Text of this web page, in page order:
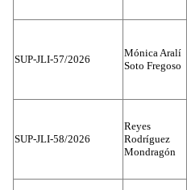
SUP-JLI-57/2026
Mónica Aralí
Soto Fregoso
SUP-JLI-58/2026
Reyes
Rodríguez
Mondragón